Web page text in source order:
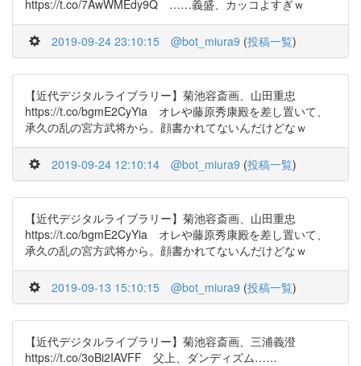
https://t.co/7AwWMEdy9Q ……義盛、カッコよすぎｗ
2019-09-24 23:10:15 @bot_miura9 (投稿一覧)
【近代デジタルライブラリー】菊池容斎画、山田重忠
https://t.co/bgmE2CyYia オレや藤原秀康殿を差し置いて、
承久の乱の宮方武将から。顔書かれてないんだけどなｗ
2019-09-24 12:10:14 @bot_miura9 (投稿一覧)
【近代デジタルライブラリー】菊池容斎画、山田重忠
https://t.co/bgmE2CyYia オレや藤原秀康殿を差し置いて、
承久の乱の宮方武将から。顔書かれてないんだけどなｗ
2019-09-13 15:10:15 @bot_miura9 (投稿一覧)
【近代デジタルライブラリー】菊池容斎画、三浦義澄
https://t.co/3oBi2IAVFF 父上、ダンディズム……